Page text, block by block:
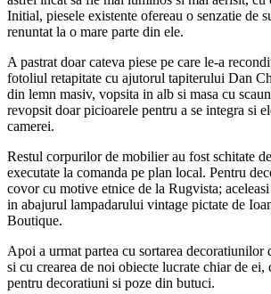
Initial, piesele existente ofereau o senzatie de
renuntat la o mare parte din ele.
A pastrat doar cateva piese pe care le-a
fotoliul retapitate cu ajutorul tapiterului Dan
din lemn masiv, vopsita in alb si masa cu
revopsit doar picioarele pentru a se integra si
camerei.
Restul corpurilor de mobilier au fost schitate
executate la comanda pe plan local. Pentru
covor cu motive etnice de la Rugvista; aceleasi
in abajurul lampadarului vintage pictate de
Boutique.
Apoi a urmat partea cu sortarea decoratiunilor
si cu crearea de noi obiecte lucrate chiar de
pentru decoratiuni si poze din butuci.